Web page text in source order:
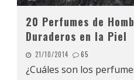
20 Perfumes de
Duraderos en la Piel
21/10/2014 65
¿Cuáles son los